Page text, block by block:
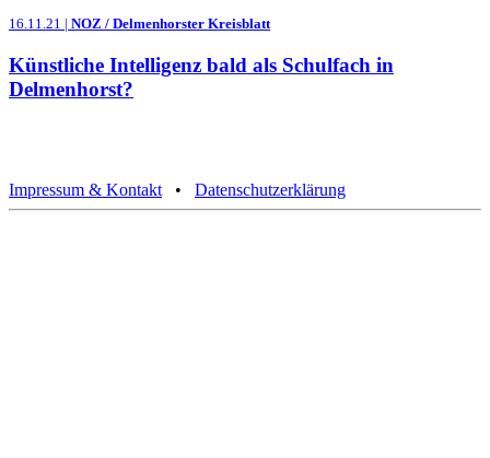
16.11.21 | NOZ / Delmenhorster Kreisblatt
Künstliche Intelligenz bald als Schulfach in
Delmenhorst?
Impressum & Kontakt • Datenschutzerklärung